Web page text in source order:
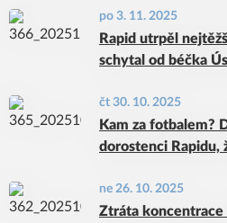
po 3. 11. 2025
Rapid utrpěl
schytal od béčka
čt 30. 10. 2025
Kam za fotbalem?
dorostenci Rapidu,
ne 26. 10. 2025
Ztráta koncentrace